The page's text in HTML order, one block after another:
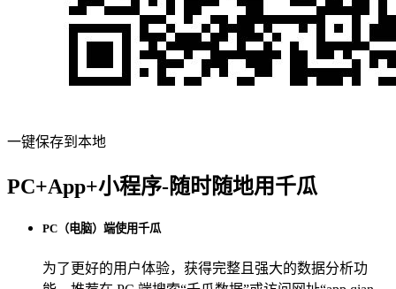
一键保存到本地
PC+App+小程序-随时随地用千瓜
PC（电脑）端使用千瓜
为了更好的用户体验，获得完整且强大的数据分析功